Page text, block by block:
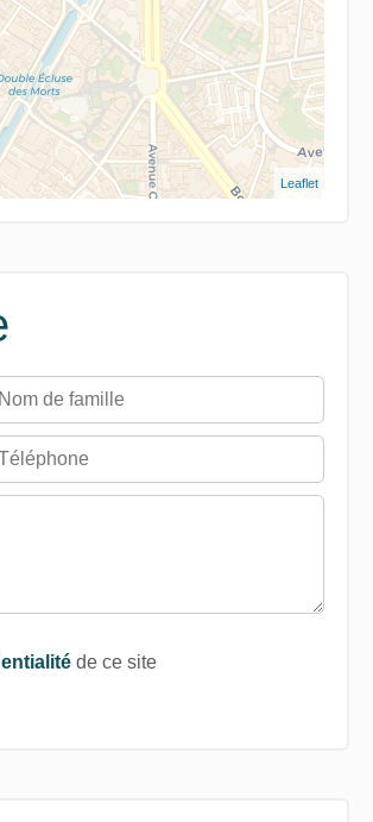
Leaflet
de ce site